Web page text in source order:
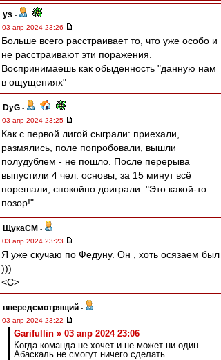
ys -
03 апр 2024 23:26
Больше всего расстраивает то, что уже особо и
не расстраивают эти поражения.
Воспринимаешь как обыденность "данную нам
в ощущениях"
DyG -
03 апр 2024 23:25
Как с первой лигой сыграли: приехали,
размялись, поле попробовали, вышли
полудублем - не пошло. После перерыва
выпустили 4 чел. основы, за 15 минут всё
порешали, спокойно доиграли. "Это какой-то
позор!".
ЩукаСМ -
03 апр 2024 23:23
Я уже скучаю по Федуну. Он , хоть осязаем был
)))
<C>
впередсмотрящий -
03 апр 2024 23:22
Garifullin » 03 апр 2024 23:06
Когда команда не хочет и не может ни один
Абаскаль не смогут ничего сделать.